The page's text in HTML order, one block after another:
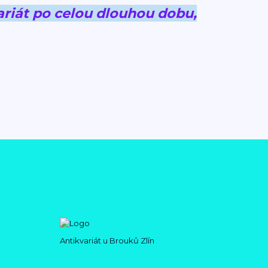
po celou dlouhou dobu,
Antikvariát u Brouků Zlín